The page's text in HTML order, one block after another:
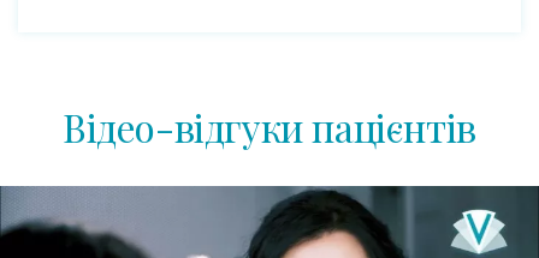
Відео-відгуки пацієнтів